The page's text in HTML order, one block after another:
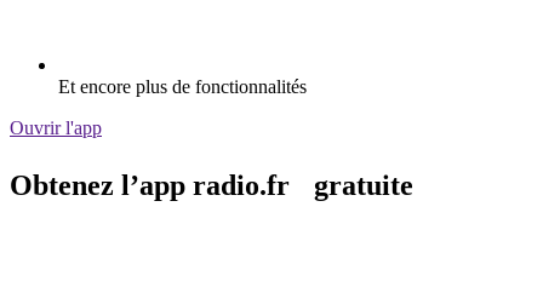
Et encore plus de fonctionnalités
Ouvrir l'app
Obtenez l’app radio.fr gratuite